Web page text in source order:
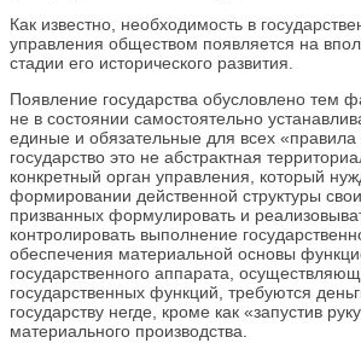
Как известно, необходимость в
управления обществом появляется на
стадии его исторического развития.
Появление государства обусловлено тем
не в состоянии самостоятельно
единые и обязательные для всех «правила
государство это не абстрактная
конкретный орган управления, который
формировании действенной структуры
призванных формулировать и
контролировать выполнение
обеспечения материальной основы
государственного аппарата,
государственных функций, требуются
государству негде, кроме как «запустив
материального производства.